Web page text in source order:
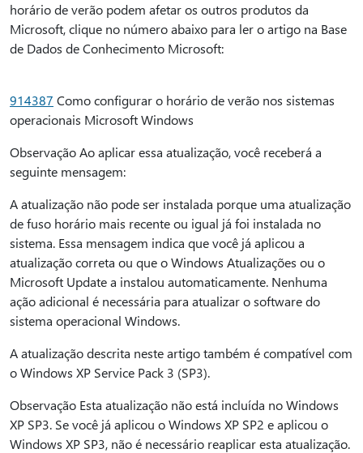
horário de verão podem afetar os outros produtos da
Microsoft, clique no número abaixo para ler o artigo na Base
de Dados de Conhecimento Microsoft:
914387 Como configurar o horário de verão nos sistemas
operacionais Microsoft Windows
Observação Ao aplicar essa atualização, você receberá a
seguinte mensagem:
A atualização não pode ser instalada porque uma atualização
de fuso horário mais recente ou igual já foi instalada no
sistema. Essa mensagem indica que você já aplicou a
atualização correta ou que o Windows Atualizações ou o
Microsoft Update a instalou automaticamente. Nenhuma
ação adicional é necessária para atualizar o software do
sistema operacional Windows.
A atualização descrita neste artigo também é compatível com
o Windows XP Service Pack 3 (SP3).
Observação Esta atualização não está incluída no Windows
XP SP3. Se você já aplicou o Windows XP SP2 e aplicou o
Windows XP SP3, não é necessário reaplicar esta atualização.